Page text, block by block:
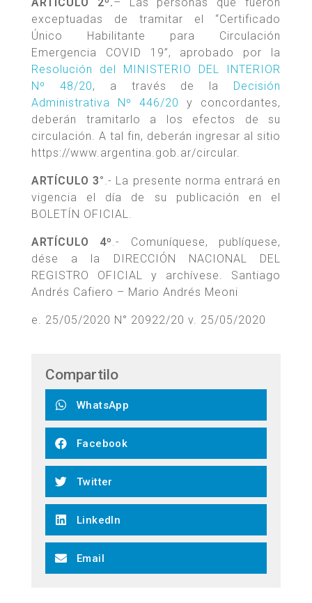
exceptuadas de tramitar el “Certificado
Único Habilitante para Circulación
Emergencia COVID 19”, aprobado por la
Resolución del MINISTERIO DEL INTERIOR
Nº 48/20, a través de la
Decisión
Administrativa Nº 446/20
y concordantes,
deberán tramitarlo a los efectos de su
circulación. A tal fin, deberán ingresar al sitio
https://www.argentina.gob.ar/circular.
ARTÍCULO 3°.- La presente norma entrará en
vigencia el día de su publicación en el
BOLETÍN OFICIAL.
ARTÍCULO 4º.- Comuníquese, publíquese,
dése a la DIRECCIÓN NACIONAL DEL
REGISTRO OFICIAL y archívese. Santiago
Andrés Cafiero – Mario Andrés Meoni
e. 25/05/2020 N° 20922/20 v. 25/05/2020
Compartilo
WhatsApp
Facebook
Twitter
LinkedIn
Email